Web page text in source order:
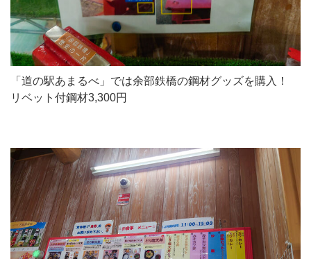
「道の駅あまるべ」では余部鉄橋の鋼材グッズを購入！
リベット付鋼材3,300円